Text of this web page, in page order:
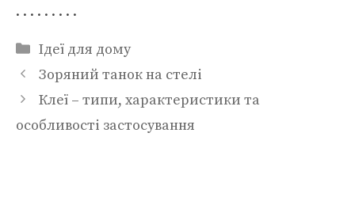
. . . . . . . . .
Категорії
Ідеї для дому
Зоряний танок на стелі
Клеї – типи, характеристики та
особливості застосування